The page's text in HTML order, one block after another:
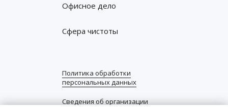
Политика обработки
персональных данных
Сведения об организации
Офисное дело
Сфера чистоты